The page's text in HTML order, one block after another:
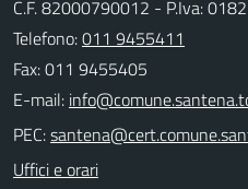
C.F. 82000790012 - P.Iva:
Telefono:011 9455411
Fax: 011 9455405
E-mail:
PEC:
Uffici e orari